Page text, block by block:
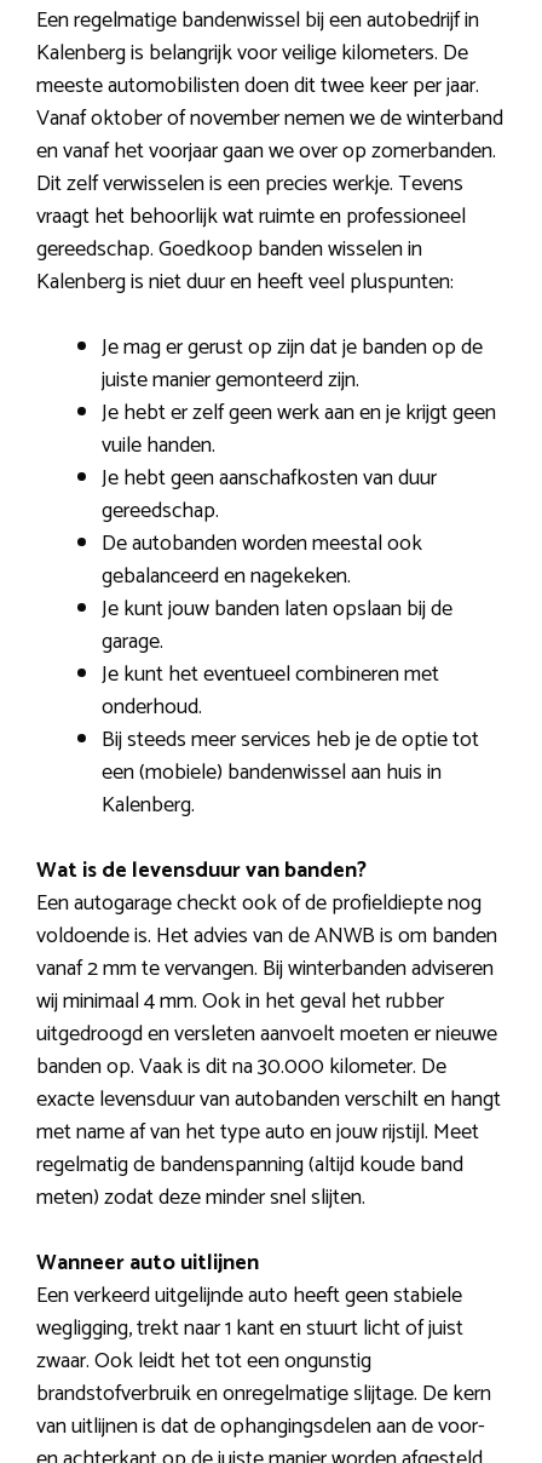
Een regelmatige bandenwissel bij een autobedrijf in
Kalenberg is belangrijk voor veilige kilometers. De
meeste automobilisten doen dit twee keer per jaar.
Vanaf oktober of november nemen we de winterband
en vanaf het voorjaar gaan we over op zomerbanden.
Dit zelf verwisselen is een precies werkje. Tevens
vraagt het behoorlijk wat ruimte en professioneel
gereedschap. Goedkoop banden wisselen in
Kalenberg is niet duur en heeft veel pluspunten:
Je mag er gerust op zijn dat je banden op de
juiste manier gemonteerd zijn.
Je hebt er zelf geen werk aan en je krijgt geen
vuile handen.
Je hebt geen aanschafkosten van duur
gereedschap.
De autobanden worden meestal ook
gebalanceerd en nagekeken.
Je kunt jouw banden laten opslaan bij de
garage.
Je kunt het eventueel combineren met
onderhoud.
Bij steeds meer services heb je de optie tot
een (mobiele) bandenwissel aan huis in
Kalenberg.
Wat is de levensduur van banden?
Een autogarage checkt ook of de profieldiepte nog
voldoende is. Het advies van de ANWB is om banden
vanaf 2 mm te vervangen. Bij winterbanden adviseren
wij minimaal 4 mm. Ook in het geval het rubber
uitgedroogd en versleten aanvoelt moeten er nieuwe
banden op. Vaak is dit na 30.000 kilometer. De
exacte levensduur van autobanden verschilt en hangt
met name af van het type auto en jouw rijstijl. Meet
regelmatig de bandenspanning (altijd koude band
meten) zodat deze minder snel slijten.
Wanneer auto uitlijnen
Een verkeerd uitgelijnde auto heeft geen stabiele
wegligging, trekt naar 1 kant en stuurt licht of juist
zwaar. Ook leidt het tot een ongunstig
brandstofverbruik en onregelmatige slijtage. De kern
van uitlijnen is dat de ophangingsdelen aan de voor-